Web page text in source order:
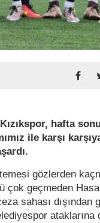
hafta
ile karşı karşıya
gözlerden
geçmeden
sahası
ataklarına